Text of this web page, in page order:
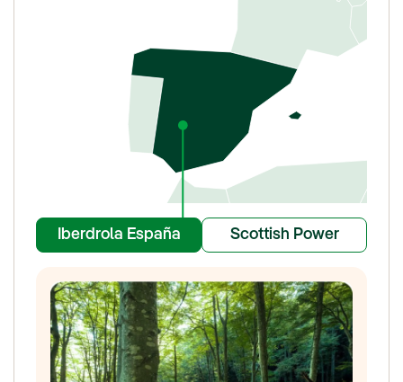
Iberdrola España Scottish Power